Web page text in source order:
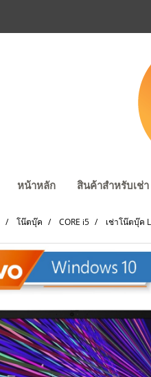
หน้าหลัก สินค้าสำหรับเช่
โน๊ตบุ๊ค CORE i5 เช่าโน๊ตบุ๊ค